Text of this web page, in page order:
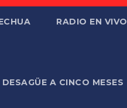
RADIO EN VIVO
A CINCO MESES